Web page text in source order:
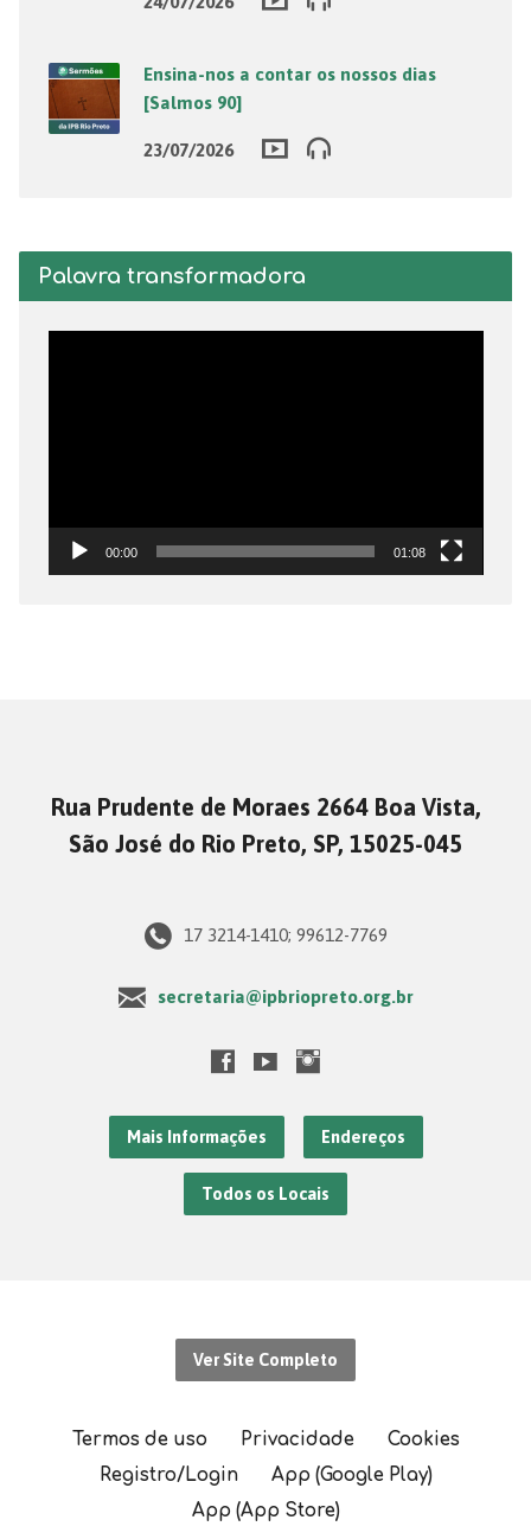
Ensina-nos a contar os nossos dias
[Salmos 90]
23/07/2026
Palavra transformadora
00:00 01:08
Rua Prudente de Moraes 2664 Boa Vista,
São José do Rio Preto, SP, 15025-045
17 3214-1410; 99612-7769
secretaria@ipbriopreto.org.br
Mais Informações Endereços
Todos os Locais
Ver Site Completo
Termos de uso Privacidade
Cookies
Registro/Login
App (Google Play)
App (App Store)